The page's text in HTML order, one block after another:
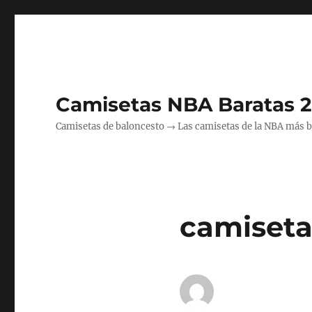
Camisetas NBA Baratas
Camisetas de baloncesto → Las camisetas de la NBA más